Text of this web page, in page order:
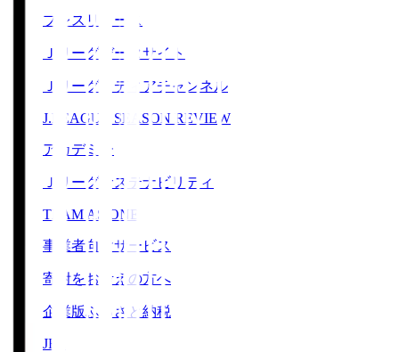
プレスリリース
Ｊリーグデータサイト
Ｊリーグメディアチャンネル
J.LEAGUE SEASON REVIEW
アカデミー
Ｊリーグサステナビリティ
TEAM AS ONE
事業者向けサービス
寄附をお考えの方へ
企業版ふるさと納税
JFA